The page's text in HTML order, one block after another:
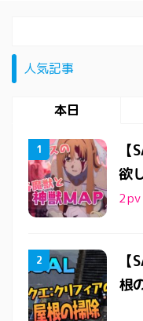
してくれれば良いゲー
人気記事
本日
欲
2pv
根